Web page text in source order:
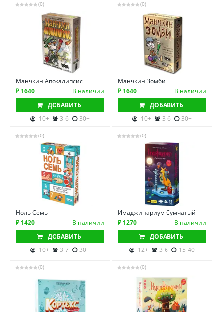
(0)
Манчкин Апокалипсис
₽ 1640
В наличии
ДОБАВИТЬ
10+
3-6 30+
(0)
Манчкин Зомби
₽ 1640
В наличии
ДОБАВИТЬ
10+
3-6 30+
(0)
Ноль Семь
₽ 1420
В наличии
ДОБАВИТЬ
10+
3-7 30+
(0)
Имаджинариум Сумчатый
₽ 1270
В наличии
ДОБАВИТЬ
12+
3-6 15-40
(0) (0)